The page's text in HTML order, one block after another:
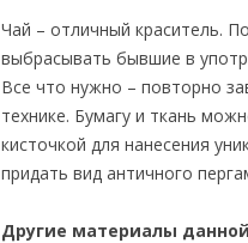
Чай – отличный краситель.
выбрасывать бывшие в
Все что нужно – повторно
технике. Бумагу и ткань
кисточкой для нанесения
придать вид античного
Другие материалы